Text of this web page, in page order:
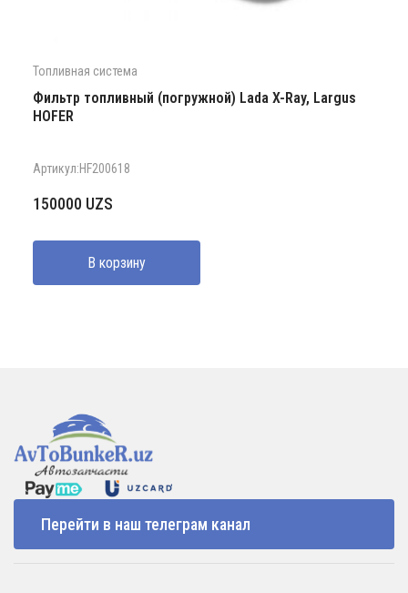
Топливная система
Фильтр топливный (погружной) Lada X-Ray, Largus
HOFER
Артикул:HF200618
150000 UZS
В корзину
Перейти в наш телеграм канал